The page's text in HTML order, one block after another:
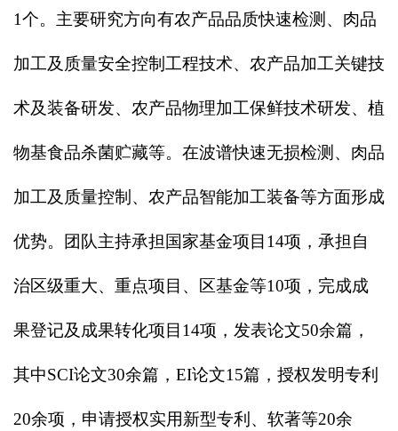
1个。主要研究方向有农产品品质快速检测、肉品
加工及质量安全控制工程技术、农产品加工关键技
术及装备研发、农产品物理加工保鲜技术研发、植
物基食品杀菌贮藏等。在波谱快速无损检测、肉品
加工及质量控制、农产品智能加工装备等方面形成
优势。团队主持承担国家基金项目14项，承担自
治区级重大、重点项目、区基金等10项，完成成
果登记及成果转化项目14项，发表论文50余篇，
其中SCI论文30余篇，EI论文15篇，授权发明专利
20余项，申请授权实用新型专利、软著等20余